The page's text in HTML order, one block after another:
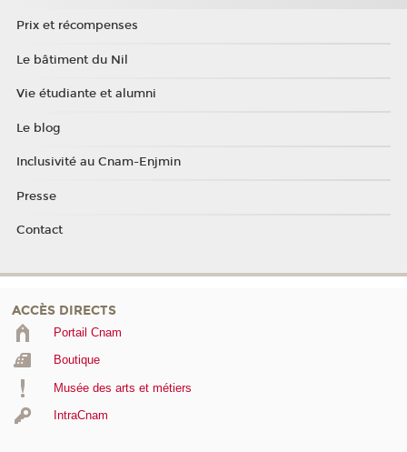
Prix et récompenses
Le bâtiment du Nil
Vie étudiante et alumni
Le blog
Inclusivité au Cnam-Enjmin
Presse
Contact
ACCÈS DIRECTS
Portail Cnam
Boutique
Musée des arts et métiers
IntraCnam